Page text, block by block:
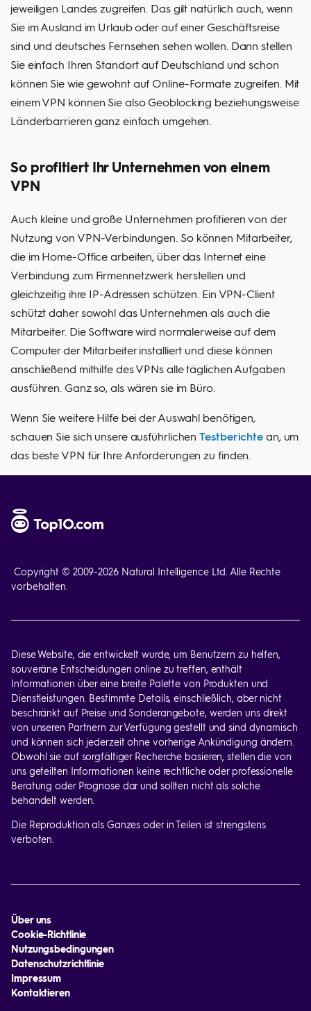
jeweiligen Landes zugreifen. Das gilt natürlich auch, wenn
Sie im Ausland im Urlaub oder auf einer Geschäftsreise
sind und deutsches Fernsehen sehen wollen. Dann stellen
Sie einfach Ihren Standort auf Deutschland und schon
können Sie wie gewohnt auf Online-Formate zugreifen. Mit
einem VPN können Sie also Geoblocking beziehungsweise
Länderbarrieren ganz einfach umgehen.
So profitiert Ihr Unternehmen von einem
VPN
Auch kleine und große Unternehmen profitieren von der
Nutzung von VPN-Verbindungen. So können Mitarbeiter,
die im Home-Office arbeiten, über das Internet eine
Verbindung zum Firmennetzwerk herstellen und
gleichzeitig ihre IP-Adressen schützen. Ein VPN-Client
schützt daher sowohl das Unternehmen als auch die
Mitarbeiter. Die Software wird normalerweise auf dem
Computer der Mitarbeiter installiert und diese können
anschließend mithilfe des VPNs alle täglichen Aufgaben
ausführen. Ganz so, als wären sie im Büro.
Wenn Sie weitere Hilfe bei der Auswahl benötigen,
schauen Sie sich unsere ausführlichenTestberichtean, um
das beste VPN für Ihre Anforderungen zu finden.
Copyright © 2009-2026Natural Intelligence Ltd. Alle Rechte
vorbehalten.
Diese Website, die entwickelt wurde, um Benutzern zu helfen,
souveräne Entscheidungen online zu treffen, enthält
Informationen über eine breite Palette von Produkten und
Dienstleistungen. Bestimmte Details, einschließlich, aber nicht
beschränkt auf Preise und Sonderangebote, werden uns direkt
von unseren Partnern zur Verfügung gestellt und sind dynamisch
und können sich jederzeit ohne vorherige Ankündigung ändern.
Obwohl sie auf sorgfältiger Recherche basieren, stellen die von
uns geteilten Informationen keine rechtliche oder professionelle
Beratung oder Prognose dar und sollten nicht als solche
behandelt werden.
Die Reproduktion als Ganzes oder in Teilen ist strengstens
verboten.
Über uns
Cookie-Richtlinie
Nutzungsbedingungen
Datenschutzrichtlinie
Impressum
Kontaktieren